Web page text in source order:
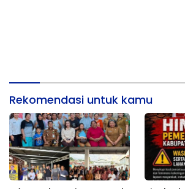
Rekomendasi untuk kamu